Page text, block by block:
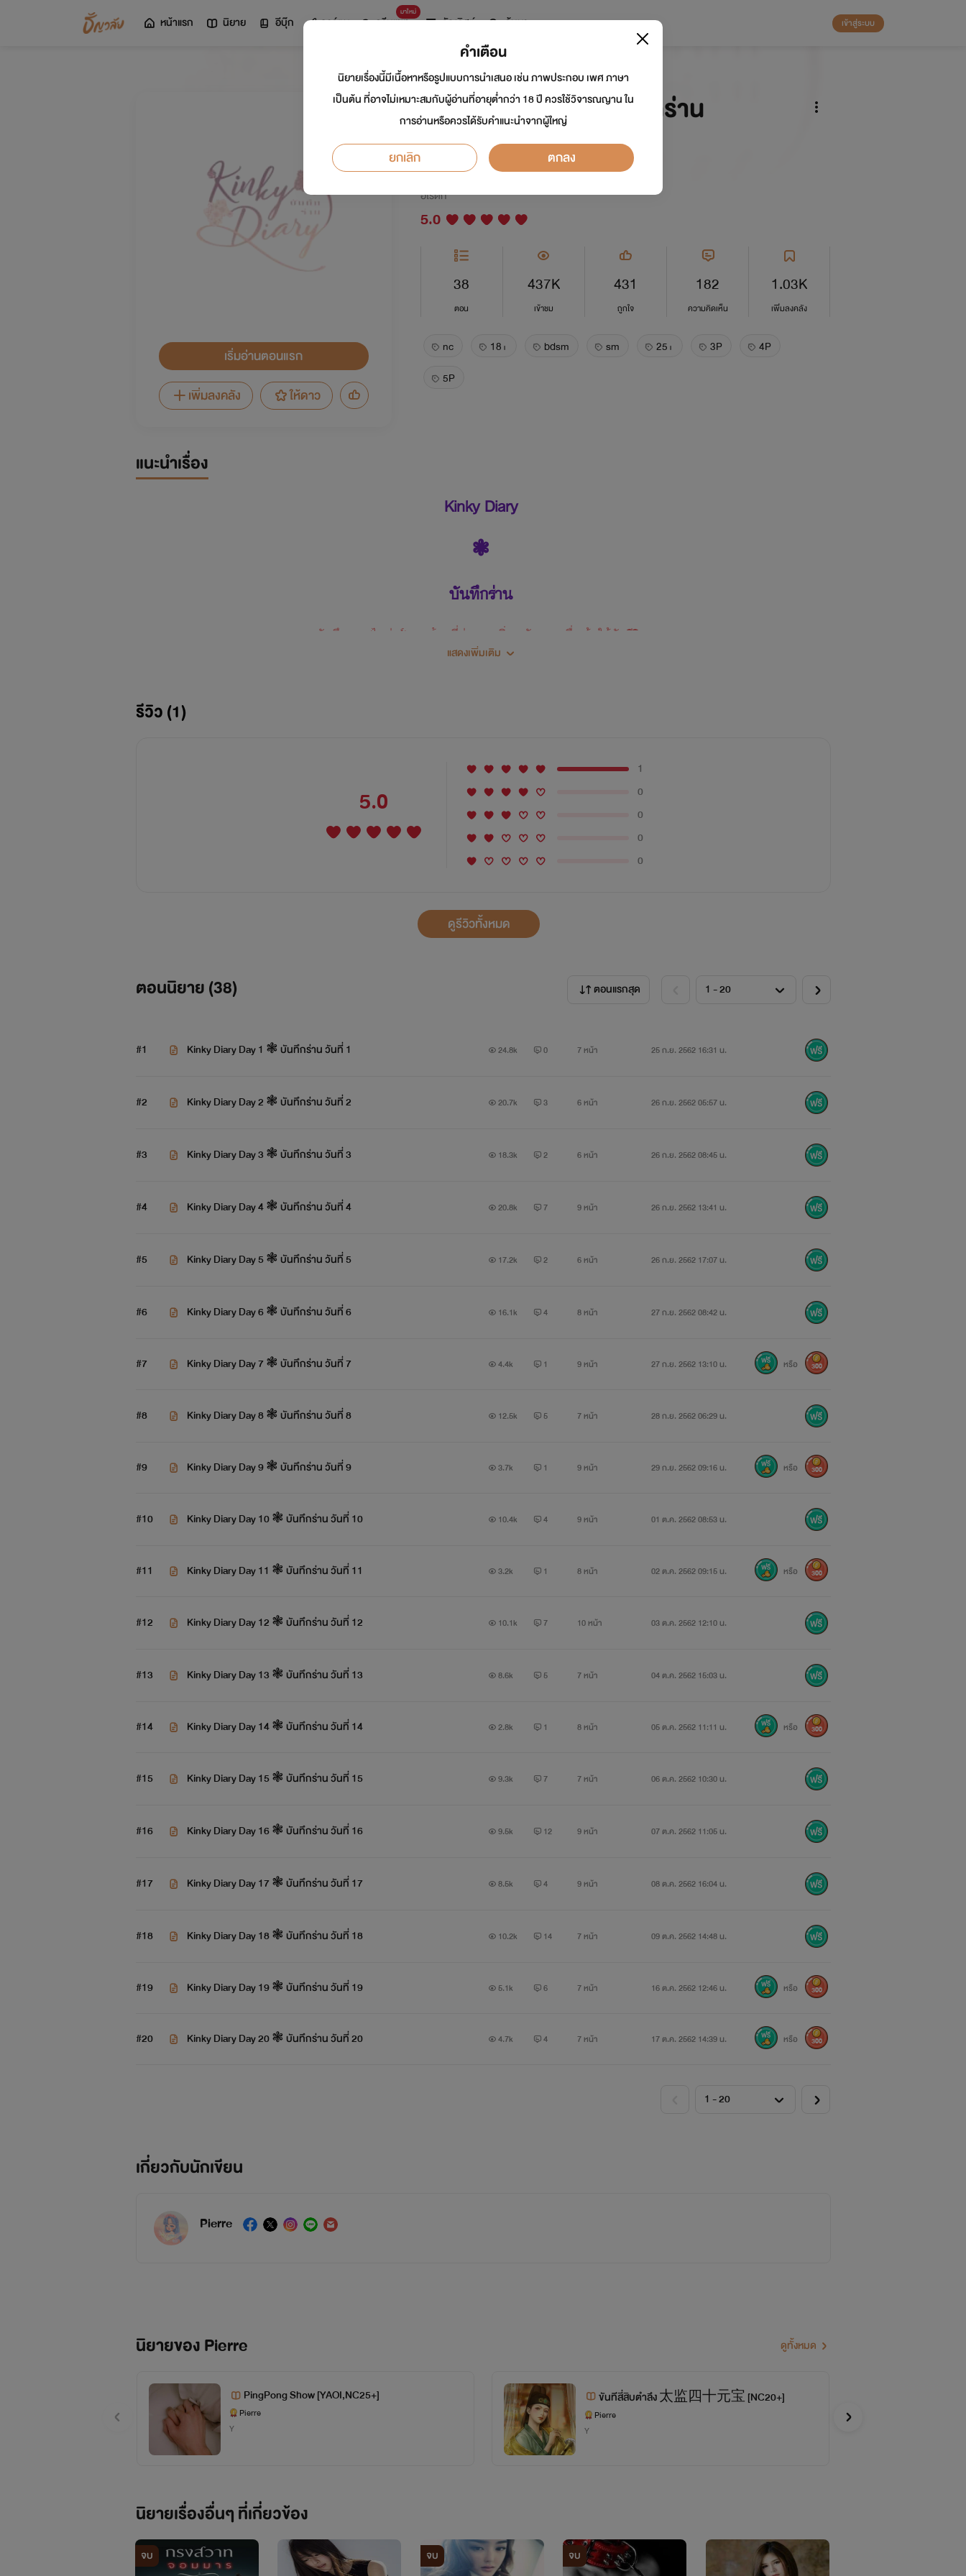
หน้าแรก นิยาย อีบุ๊ก การ์ตูน
มาใหม่
ดรีมแชท ธัญลิสต์ ค้นหา เข้าสู่ระบบ
เริ่มอ่านตอนแรก
เพิ่มลงคลัง
ให้ดาว
Kinky Diary ❃ บันทึกร่าน
[NC25+/3P-6P]
นักเขียน:Pierre
อีโรติก
5.0
38
ตอน
437K
เข้าชม
431
ถูกใจ
182
ความคิดเห็น
1.03K
เพิ่มลงคลัง
nc 18+ bdsm sm 25+ 3P
4P
5P
แนะนำเรื่อง
Kinky Diary
❃
บันทึกร่าน
บันทึกของ 'ไมล่าร์' สาวน้อยที่ค่อย ๆ เพิ่มระดับความตื่นเต้นให้กับชีวิต
เนื้อหาเกือบทุกตอนจะมี NC
โปรดใช้วิจารณญาณในการอ่าน
www.facebook.com/pierre.pixie
ขอบคุณค่าาา
แสดงเพิ่มเติม
รีวิว (1)
5.0
1
0
0
0
0
ดูรีวิวทั้งหมด
ตอนนิยาย (38) ตอนแรกสุด
#1 Kinky Diary Day 1 ❃ บันทึกร่าน วันที่ 1 24.8k 0 7 หน้า 25 ก.ย. 2562 16:31 น.
#2 Kinky Diary Day 2 ❃ บันทึกร่าน วันที่ 2 20.7k 3 6 หน้า 26 ก.ย. 2562 05:57 น.
#3 Kinky Diary Day 3 ❃ บันทึกร่าน วันที่ 3 18.3k 2 6 หน้า 26 ก.ย. 2562 08:45 น.
#4 Kinky Diary Day 4 ❃ บันทึกร่าน วันที่ 4 20.8k 7 9 หน้า 26 ก.ย. 2562 13:41 น.
#5 Kinky Diary Day 5 ❃ บันทึกร่าน วันที่ 5 17.2k 2 6 หน้า 26 ก.ย. 2562 17:07 น.
#6 Kinky Diary Day 6 ❃ บันทึกร่าน วันที่ 6 16.1k 4 8 หน้า 27 ก.ย. 2562 08:42 น.
#7 Kinky Diary Day 7 ❃ บันทึกร่าน วันที่ 7 4.4k 1 9 หน้า 27 ก.ย. 2562 13:10 น. หรือ 300
#8 Kinky Diary Day 8 ❃ บันทึกร่าน วันที่ 8 12.5k 5 7 หน้า 28 ก.ย. 2562 06:29 น.
#9 Kinky Diary Day 9 ❃ บันทึกร่าน วันที่ 9 3.7k 1 9 หน้า 29 ก.ย. 2562 09:16 น. หรือ 300
#10 Kinky Diary Day 10 ❃ บันทึกร่าน วันที่ 10 10.4k 4 9 หน้า 01 ต.ค. 2562 08:53 น.
#11 Kinky Diary Day 11 ❃ บันทึกร่าน วันที่ 11 3.2k 1 8 หน้า 02 ต.ค. 2562 09:15 น. หรือ 300
#12 Kinky Diary Day 12 ❃ บันทึกร่าน วันที่ 12 10.1k 7 10 หน้า 03 ต.ค. 2562 12:10 น.
#13 Kinky Diary Day 13 ❃ บันทึกร่าน วันที่ 13 8.6k 5 7 หน้า 04 ต.ค. 2562 15:03 น.
#14 Kinky Diary Day 14 ❃ บันทึกร่าน วันที่ 14 2.8k 1 8 หน้า 05 ต.ค. 2562 11:11 น. หรือ 300
#15 Kinky Diary Day 15 ❃ บันทึกร่าน วันที่ 15 9.3k 7 7 หน้า 06 ต.ค. 2562 10:30 น.
#16 Kinky Diary Day 16 ❃ บันทึกร่าน วันที่ 16 9.5k 12 9 หน้า 07 ต.ค. 2562 11:05 น.
#17 Kinky Diary Day 17 ❃ บันทึกร่าน วันที่ 17 8.5k 4 9 หน้า 08 ต.ค. 2562 16:04 น.
#18 Kinky Diary Day 18 ❃ บันทึกร่าน วันที่ 18 10.2k 14 7 หน้า 09 ต.ค. 2562 14:48 น.
#19 Kinky Diary Day 19 ❃ บันทึกร่าน วันที่ 19 5.1k 6 7 หน้า 16 ต.ค. 2562 12:46 น. หรือ 300
#20 Kinky Diary Day 20 ❃ บันทึกร่าน วันที่ 20 4.7k 4 7 หน้า 17 ต.ค. 2562 14:39 น. หรือ 300
เกี่ยวกับนักเขียน
Pierre
นิยายของ Pierre ดูทั้งหมด
PingPong Show [YAOI,NC25+]
Pierre
Y
ขันทีสี่สิบตำลึง 太监四十元宝 [NC20+]
Pierre
Y
นิยายเรื่องอื่นๆ ที่เกี่ยวข้อง
จบ จบ จบ
คำเตือน
นิยายเรื่องนี้มีเนื้อหาหรือรูปแบบการนำเสนอ เช่น ภาพประกอบ เพศ ภาษา
เป็นต้น ที่อาจไม่เหมาะสมกับผู้อ่านที่อายุต่ำกว่า 18 ปี ควรใช้วิจารณญาน ใน
การอ่านหรือควรได้รับคำแนะนำจากผู้ใหญ่
ยกเลิก ตกลง